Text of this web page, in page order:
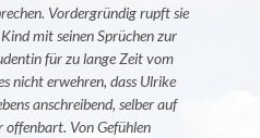
Vordergründig rupft sie
mit seinen Sprüchen zur
für zu lange Zeit vom
nicht erwehren, dass Ulrike
anschreibend, selber auf
offenbart. Von Gefühlen